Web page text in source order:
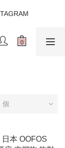
接從ig連結網站
接從ig連結網站
個